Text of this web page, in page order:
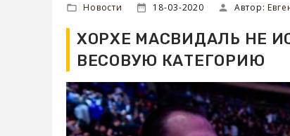
Новости 18-03-2020 Автор:
ХОРХЕ МАСВИДАЛЬ НЕ
ВЕСОВУЮ КАТЕГОРИЮ